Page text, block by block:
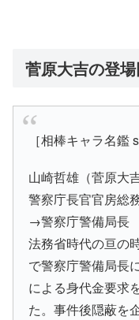
菅原大吉の登
［相棒キャラ名
山崎哲雄（菅原大吉
警察庁長官官房総
→警察庁警備局長
法務省時代の亘の
で警察庁警備局長
による身代金要求
た。事件後隠蔽を